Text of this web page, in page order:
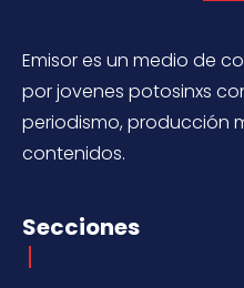
Emisor es un medio de
por jovenes potosinxs
periodismo, producción
contenidos.
Secciones